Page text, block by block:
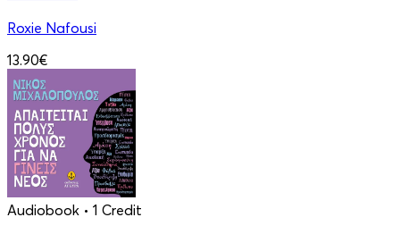
Roxie Nafousi
13.90€
Audiobook • 1 Credit